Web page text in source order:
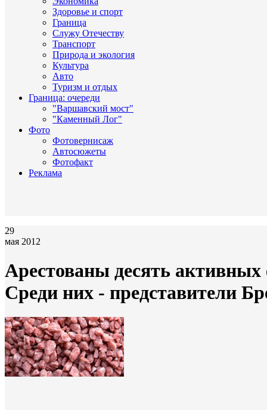
Здоровье и спорт
Граница
Служу Отечеству
Транспорт
Природа и экология
Культура
Авто
Туризм и отдых
Граница: очереди
"Варшавский мост"
"Каменный Лог"
Фото
Фотовернисаж
Автосюжеты
Фотофакт
Реклама
29
мая 2012
Арестованы десять
Среди них - представители